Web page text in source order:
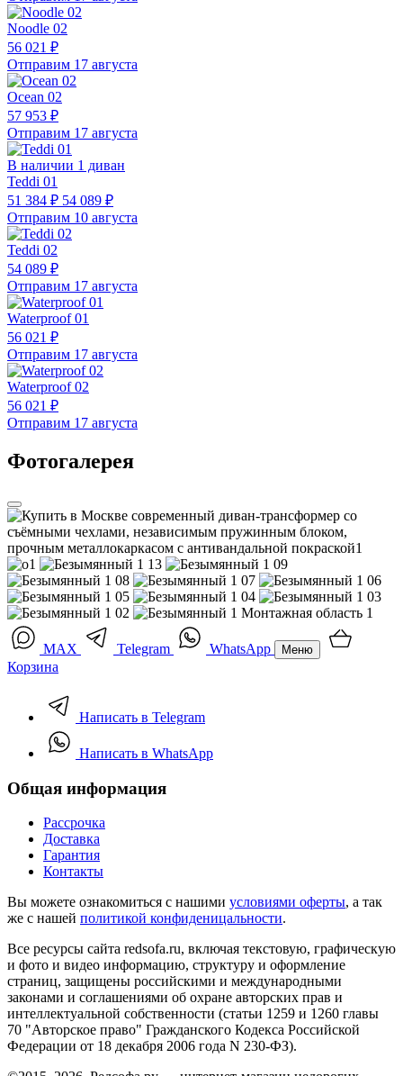
Noodle 02
56 021 ₽
Отправим 17 августа
Ocean 02
57 953 ₽
Отправим 17 августа
В наличии 1 диван
Teddi 01
51 384 ₽ 54 089 ₽
Отправим 10 августа
Teddi 02
54 089 ₽
Отправим 17 августа
Waterproof 01
56 021 ₽
Отправим 17 августа
Waterproof 02
56 021 ₽
Отправим 17 августа
Фотогалерея
MAX Telegram WhatsApp Меню
Корзина
Написать в Telegram
Написать в WhatsApp
Общая информация
Рассрочка
Доставка
Гарантия
Контакты
Вы можете ознакомиться с нашими условиями оферты, а так
же с нашей политикой конфиденицальности.
Все ресурсы сайта redsofa.ru, включая текстовую, графическую
и фото и видео информацию, структуру и оформление
страниц, защищены российскими и международными
законами и соглашениями об охране авторских прав и
интеллектуальной собственности (статьи 1259 и 1260 главы
70 "Авторское право" Гражданского Кодекса Российской
Федерации от 18 декабря 2006 года N 230-ФЗ).